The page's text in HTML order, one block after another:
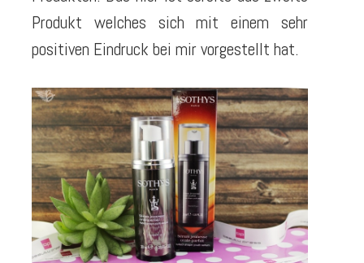
Produkt welches sich mit einem sehr
positiven Eindruck bei mir vorgestellt hat.